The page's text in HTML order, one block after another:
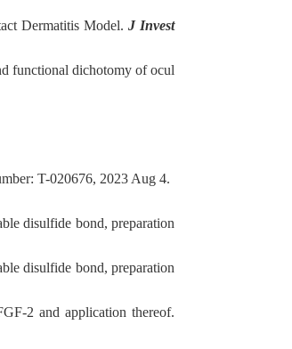
Dermatitis Model.J Invest
functional dichotomy of ocul
T-020676, 2023 Aug 4.
disulfide bond, preparation
disulfide bond, preparation
2 and application thereof.